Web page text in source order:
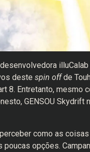
desenvolvedora
deste spin offde
8. Entretanto,
GENSOU
como as
poucas opções.